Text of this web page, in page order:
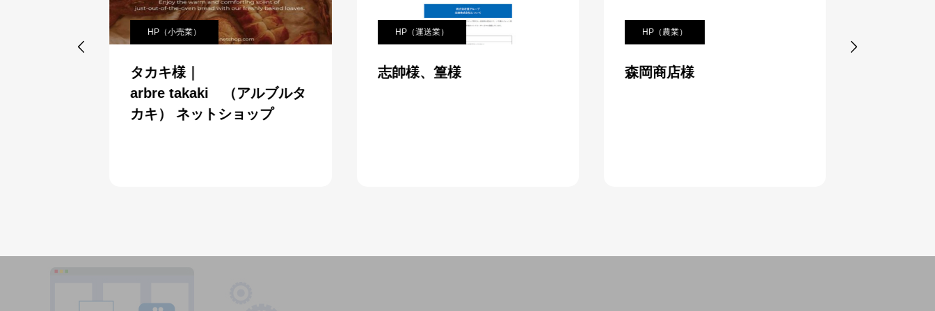
HP（小売業）
タカキ様｜
arbre takaki （アルブルタ
カキ） ネットショップ
HP（運送業）
志帥様、篁様
HP（農業）
森岡商店様
 